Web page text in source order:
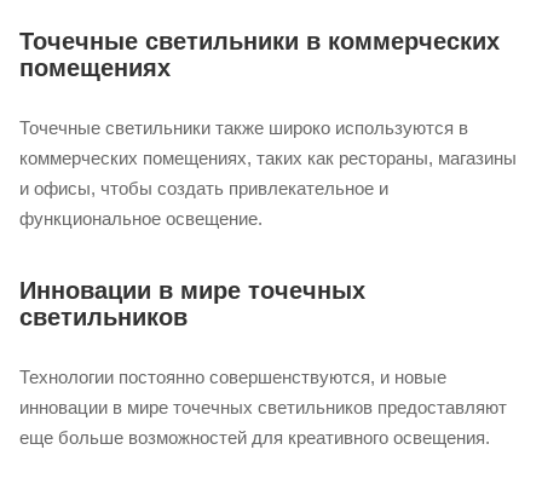
Точечные светильники в коммерческих
помещениях
Точечные светильники также широко используются в
коммерческих помещениях, таких как рестораны, магазины
и офисы, чтобы создать привлекательное и
функциональное освещение.
Инновации в мире точечных
светильников
Технологии постоянно совершенствуются, и новые
инновации в мире точечных светильников предоставляют
еще больше возможностей для креативного освещения.